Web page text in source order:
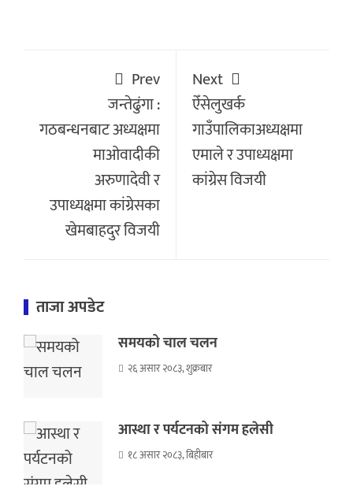
Prev
जन्तेढुंगा :
गठबन्धनबाट अध्यक्षमा
माओवादीकी
अरुणादेवी र
उपाध्यक्षमा कांग्रेसका
खेमबाहदुर विजयी
Next
ऐँसेलुखर्क
गाउँपालिकाअध्यक्षमा
एमाले र उपाध्यक्षमा
कांग्रेस विजयी
ताजा अपडेट
समयको चाल चलन
२६ असार २०८३, शुक्रबार
आस्था र पर्यटनको संगम हलेसी
१८ असार २०८३, बिहीबार